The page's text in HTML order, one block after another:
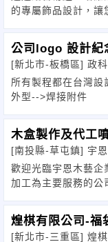
的專屬飾品設計，讓
公司logo 設計紀
[新北市-板橋區] 政
所有製程都在台灣
外型-->焊接附件
木盒製作及代工
[南投縣-草屯鎮] 宇
歡迎光臨宇恩木藝企
加工為主要服務的公
煌棋有限公司-福
艾草、芙蓉、香茅
[新北市-三重區] 煌棋